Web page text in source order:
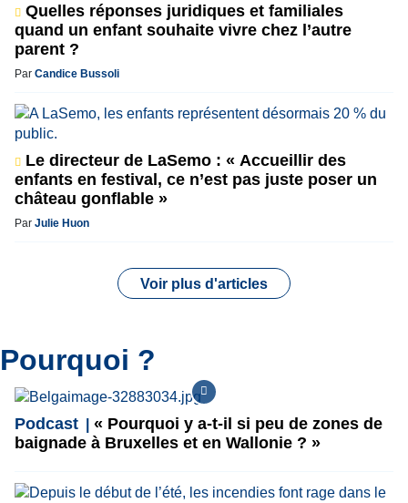
Quelles réponses juridiques et familiales
quand un enfant souhaite vivre chez l’autre
parent ?
Par Candice Bussoli
Le directeur de LaSemo : « Accueillir des
enfants en festival, ce n’est pas juste poser un
château gonflable »
Par Julie Huon
Voir plus d'articles
Pourquoi ?
Podcast
« Pourquoi y a-t-il si peu de zones de
baignade à Bruxelles et en Wallonie ? »